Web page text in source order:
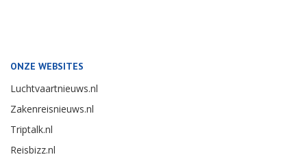
ONZE WEBSITES
Luchtvaartnieuws.nl
Zakenreisnieuws.nl
Triptalk.nl
Reisbizz.nl